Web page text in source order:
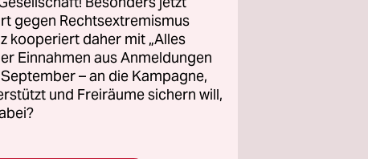
auf fünf
als
Die
gegen Rechtsextremismus
kooperiert daher mit „Alles
Einnahmen aus Anmeldungen
– an die Kampagne,
und Freiräume sichern will,